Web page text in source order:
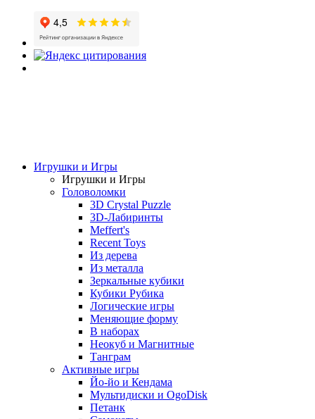
Игрушки и Игры
Игрушки и Игры
Головоломки
3D Crystal Puzzle
3D-Лабиринты
Meffert's
Recent Toys
Из дерева
Из металла
Зеркальные кубики
Кубики Рубика
Логические игры
Меняющие форму
В наборах
Неокуб и Магнитные
Танграм
Активные игры
Йо-йо и Кендама
Мультидиски и OgoDisk
Петанк